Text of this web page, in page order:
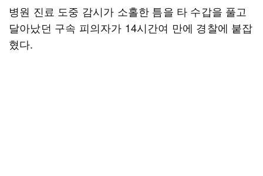
병원 진료 도중 감시가 소홀한 틈을 타 수갑을 풀고
달아났던 구속 피의자가 14시간여 만에 경찰에 붙잡
혔다.